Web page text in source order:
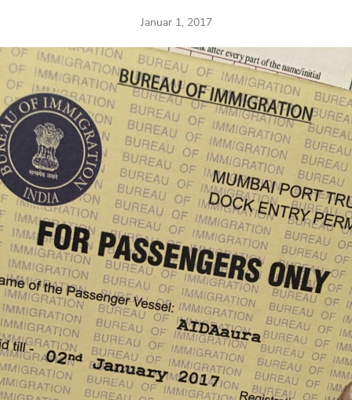
Januar 1, 2017